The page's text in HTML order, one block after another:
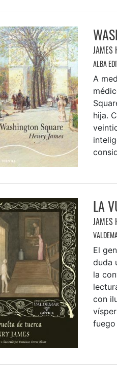
JAMES
ALBA
A
hija.
LA
JAMES
El
duda
la
con
fuego